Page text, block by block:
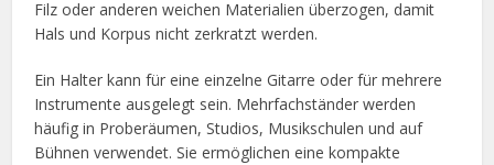
Filz oder anderen weichen Materialien überzogen, damit
Hals und Korpus nicht zerkratzt werden.
Ein Halter kann für eine einzelne Gitarre oder für mehrere
Instrumente ausgelegt sein. Mehrfachständer werden
häufig in Proberäumen, Studios, Musikschulen und auf
Bühnen verwendet. Sie ermöglichen eine kompakte